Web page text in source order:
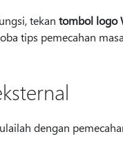
tekan tombol logo
tips pemecahan
dengan